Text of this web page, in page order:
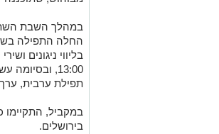
במהלך השבת
13:00,
תפילת ערבית,
במקביל,
בירושלים.